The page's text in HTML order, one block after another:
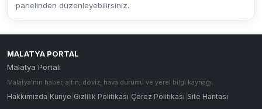
panelinden düzenleyebilirsiniz.
MALATYA PORTAL
Malatya Portalı
Malatya'nın haber, altın, döviz, hava durumu ve yerel bilgi kaynağı.
Hakkımızda Künye Gizlilik Politikası Çerez Politikası Site Haritası